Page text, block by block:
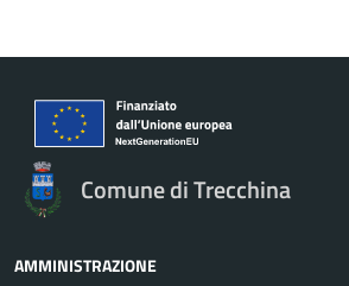
Comune di Trecchina
AMMINISTRAZIONE